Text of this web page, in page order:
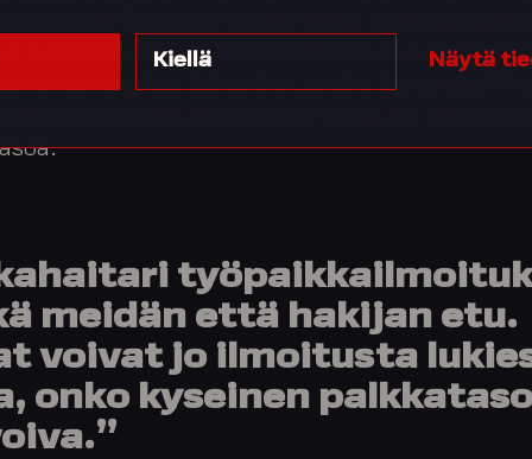
Kiellä Näytä
kyseinen palkkataso heitä motivoiva. Emme
aikaa hakijoihin, joiden kanssa
meidän että hakijan etu.
voivat jo ilmoitusta
onko kyseinen